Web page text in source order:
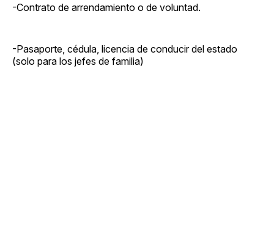
-Contrato de arrendamiento o de voluntad.
-Pasaporte, cédula, licencia de conducir del estado
(solo para los jefes de familia)